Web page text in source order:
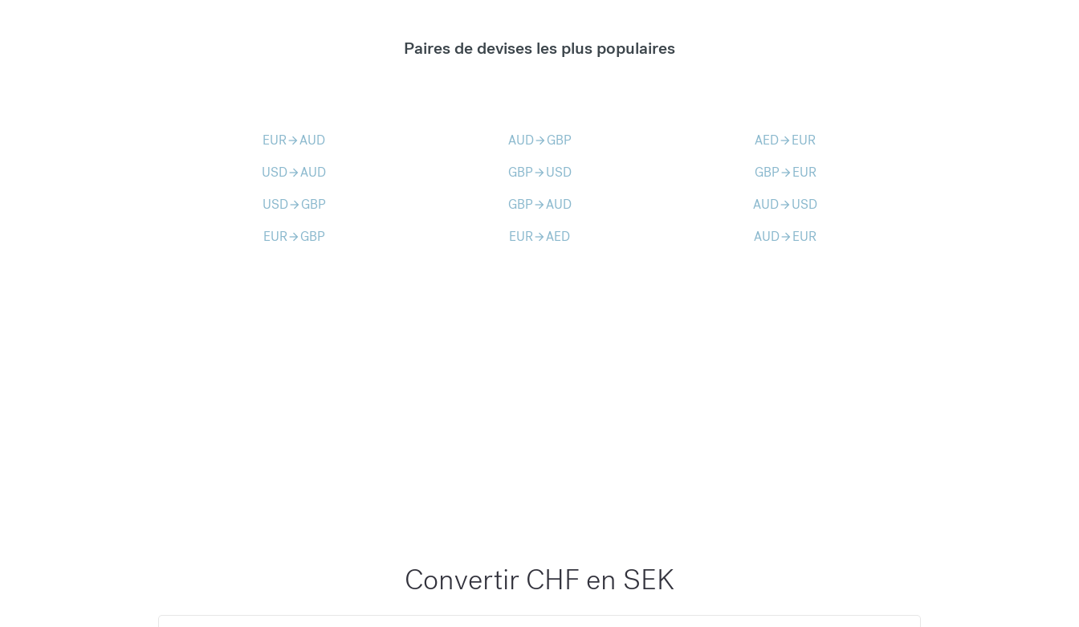
Paires de devises les plus populaires
EURarrow_forwardAUD AUDarrow_forward GBP AEDarrow_forward EUR
USDarrow_forwardAUD GBParrow_forward USD GBParrow_forward EUR
USDarrow_forward GBP GBParrow_forwardAUD AUDarrow_forward USD
EURarrow_forward GBP EURarrow_forwardAED AUDarrow_forward EUR
Convertir CHF en SEK